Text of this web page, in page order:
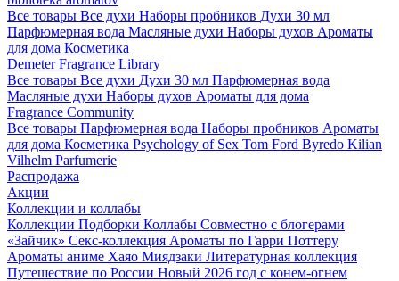
Все товары Все духи Наборы пробников Духи 30 мл
Парфюмерная вода Масляные духи Наборы духов Ароматы
для дома Косметика
Demeter Fragrance Library
Все товары Все духи Духи 30 мл Парфюмерная вода
Масляные духи Наборы духов Ароматы для дома
Fragrance Community
Все товары Парфюмерная вода Наборы пробников Ароматы
для дома Косметика Psychology of Sex Tom Ford Byredo Kilian
Vilhelm Parfumerie
Распродажа
Акции
Коллекции и коллабы
Коллекции Подборки Коллабы Совместно с блогерами
«Зайчик» Секс-коллекция Ароматы по Гарри Поттеру
Ароматы аниме Хаяо Миядзаки Литературная коллекция
Путешествие по России Новый 2026 год с конем-огнем